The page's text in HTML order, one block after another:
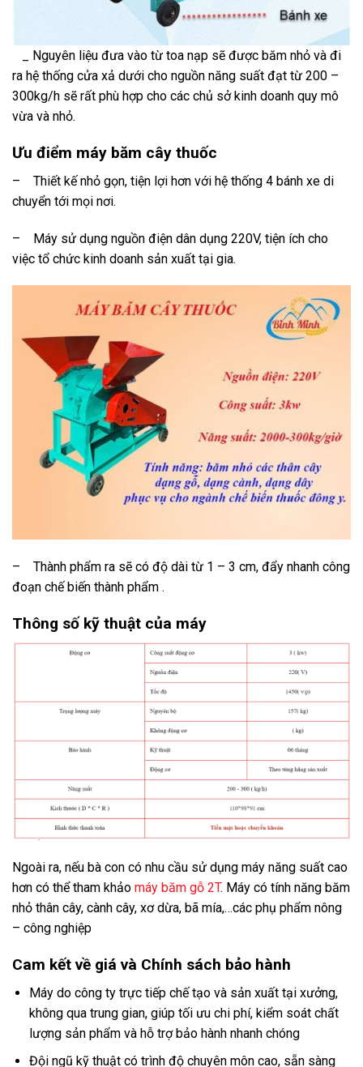
_ Nguyên liệu đưa vào từ toa nạp sẽ được băm nhỏ và đi
ra hệ thống cửa xả dưới cho nguồn năng suất đạt từ 200 –
300kg/h sẽ rất phù hợp cho các chủ sở kinh doanh quy mô
vừa và nhỏ.
Ưu điểm máy băm cây thuốc
– Thiết kế nhỏ gọn, tiện lợi hơn với hệ thống 4 bánh xe di
chuyển tới mọi nơi.
– Máy sử dụng nguồn điện dân dụng 220V, tiện ích cho
việc tổ chức kinh doanh sản xuất tại gia.
– Thành phẩm ra sẽ có độ dài từ 1 – 3 cm, đẩy nhanh công
đoạn chế biến thành phẩm .
Thông số kỹ thuật của máy
Ngoài ra, nếu bà con có nhu cầu sử dụng máy năng suất cao
hơn có thể tham khảo máy băm gỗ 2T. Máy có tính năng băm
nhỏ thân cây, cành cây, xơ dừa, bã mía,…các phụ phẩm nông
– công nghiệp
Cam kết về giá và Chính sách bảo hành
Máy do công ty trực tiếp chế tạo và sản xuất tại xưởng,
không qua trung gian, giúp tối ưu chi phí, kiểm soát chất
lượng sản phẩm và hỗ trợ bảo hành nhanh chóng
Đội ngũ kỹ thuật có trình độ chuyên môn cao, sẵn sàng